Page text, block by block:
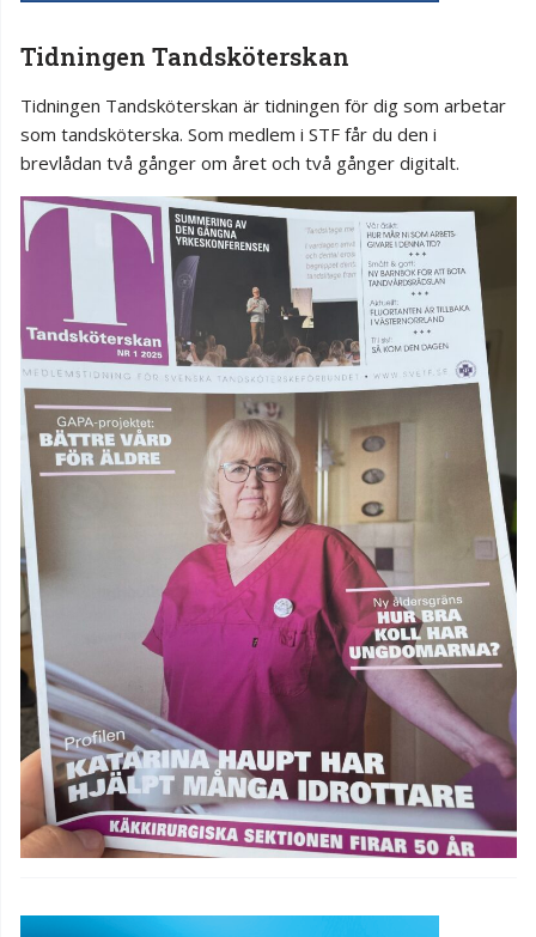
Tidningen Tandsköterskan
Tidningen Tandsköterskan är tidningen för dig som arbetar
som tandsköterska. Som medlem i STF får du den i
brevlådan två gånger om året och två gånger digitalt.